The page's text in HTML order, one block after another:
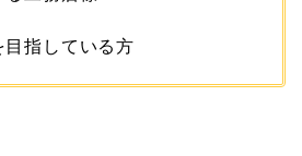
目指している方